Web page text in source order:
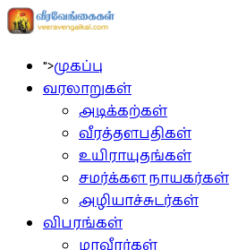
">முகப்பு
வரலாறுகள்
அடிக்கற்கள்
வீரத்தளபதிகள்
உயிராயுதங்கள்
சமர்க்கள நாயகர்கள்
அழியாச்சுடர்கள்
விபரங்கள்